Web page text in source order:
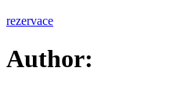
rezervace
Author: